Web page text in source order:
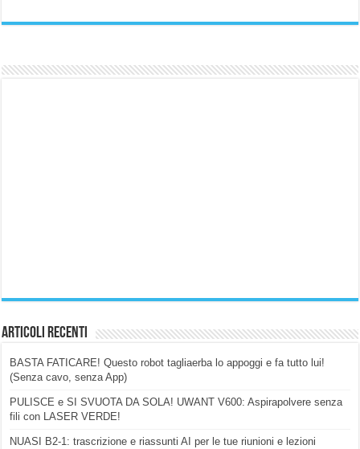
Articoli Recenti
BASTA FATICARE! Questo robot tagliaerba lo appoggi e fa tutto lui!
(Senza cavo, senza App)
PULISCE e SI SVUOTA DA SOLA! UWANT V600: Aspirapolvere senza
fili con LASER VERDE!
NUASI B2-1: trascrizione e riassunti AI per le tue riunioni e lezioni